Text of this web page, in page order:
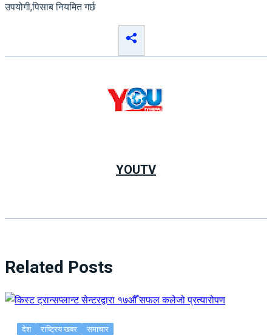
उपयोगी,पिसाब नियमित गर्छ
YOUTV
Related Posts
देश राष्ट्रिय खबर समाचार